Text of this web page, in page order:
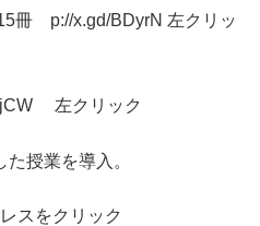
冊 p://x.gd/BDyrN 左クリッ
左クリック
授業を導入。
スをクリック